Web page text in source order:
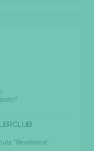
CLUB
"Residence"